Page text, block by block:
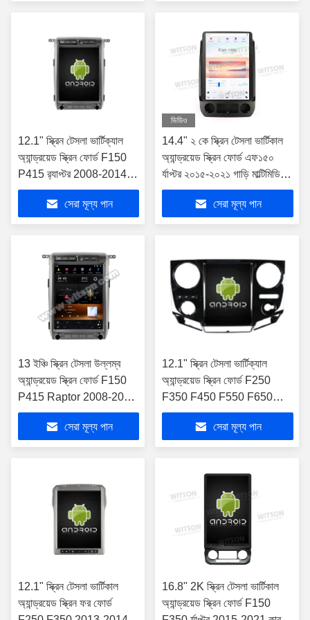
12.1" স্ক্রিন টেসলা ভার্টিক্যাল
অ্যান্ড্রয়েড স্ক্রিন ফোর্ড F150
P415 র‍্যাপ্টর 2008-2014
কার মাল্টিমিডিয়া স্টেরিও জিপিএস
কারপ্লে প্লেয়ারসেরা মূল্য পান
ভিডিও
14.4" ২ কে স্ক্রিন টেসলা ভার্টিকাল
অ্যান্ড্রয়েড স্ক্রিন ফোর্ড এফ১৫০
র্যাপ্টর ২০১৫-২০২১ গাড়ি মাল্টিমিডিয়া
স্টেরিও জিপিএস কারপ্লে প্লেয়ার
সেরা মূল্য পান
13 ইঞ্চি স্ক্রিন টেসলা উল্লম্ব
অ্যান্ড্রয়েড স্ক্রিন ফোর্ড F150
P415 Raptor 2008-2014
এর জন্য
সেরা মূল্য পান
12.1" স্ক্রিন টেসলা ভার্টিক্যাল
অ্যান্ড্রয়েড স্ক্রিন ফোর্ড F250
F350 F450 F550 F650
F750 2009-2012 কার
মাল্টিমিডিয়া স্টেরিও জিপিএস কারপ্লে
প্লেয়ার
সেরা মূল্য পান
12.1" স্ক্রিন টেসলা ভার্টিকাল
অ্যান্ড্রয়েড স্ক্রিন ফর ফোর্ড
16.8" 2K স্ক্রিন টেসলা ভার্টিকাল
অ্যান্ড্রয়েড স্ক্রিন ফোর্ড F150